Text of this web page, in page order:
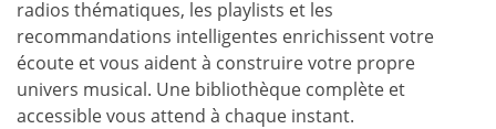
radios thématiques, les playlists et les
recommandations intelligentes enrichissent votre
écoute et vous aident à construire votre propre
univers musical. Une bibliothèque complète et
accessible vous attend à chaque instant.